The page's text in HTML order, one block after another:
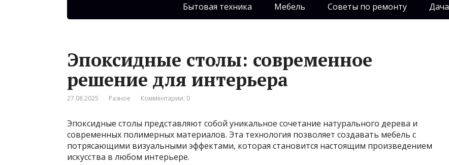
Бытовая техника Мебель Советы по ремонту Дача
Эпоксидные столы: современное
решение для интерьера
27.08.2025 Разное Комментарии: 0
Эпоксидные столы представляют собой уникальное сочетание натурального дерева и
современных полимерных материалов. Эта технология позволяет создавать мебель с
потрясающими визуальными эффектами, которая становится настоящим произведением
искусства в любом интерьере.